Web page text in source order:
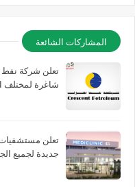
المشاركات الشائعة
تعلن شركة نفط
شاغرة لمختلف
تعلن
جديدة لجميع